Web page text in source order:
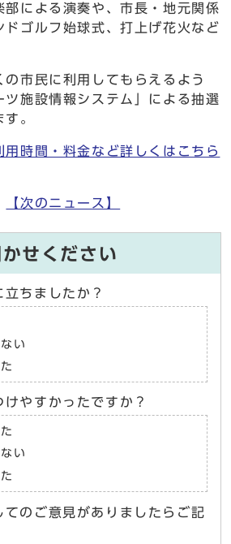
部による演奏や、市長・地元関係
ドゴルフ始球式、打上げ花火など
市民に利用してもらえるよう
ツ施設情報システム」による抽選
。
用時間・料金など詳しくはこちら
【次のニュース】
せください
ちましたか？
い
やすかったですか？
い
てのご意見がありましたらご記